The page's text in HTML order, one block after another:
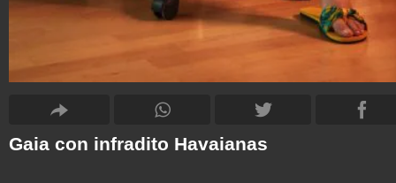
Gaia con infradito Havaianas